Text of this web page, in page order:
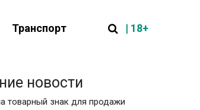
Транспорт | 18+
новости
товарный знак для продажи